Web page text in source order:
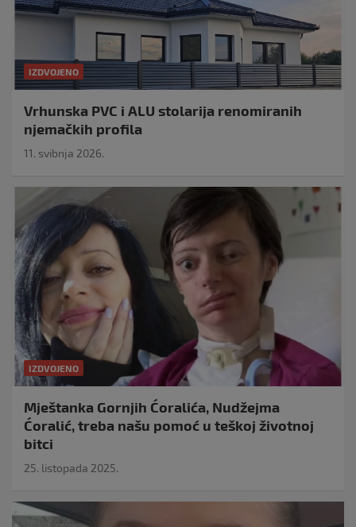
IZDVOJENO
Vrhunska PVC i ALU stolarija renomiranih
njemačkih profila
11. svibnja 2026.
IZDVOJENO
Mještanka Gornjih Ćoralića, Nudžejma
Ćoralić, treba našu pomoć u teškoj životnoj
bitci
25. listopada 2025.